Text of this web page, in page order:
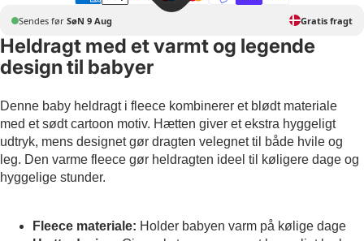
Sendes før SøN 9 Aug Gratis fragt
Heldragt med et varmt og legende
design til babyer
Denne baby heldragt i fleece kombinerer et blødt materiale
med et sødt cartoon motiv. Hætten giver et ekstra hyggeligt
udtryk, mens designet gør dragten velegnet til både hvile og
leg. Den varme fleece gør heldragten ideel til køligere dage og
hyggelige stunder.
Fleece materiale: Holder babyen varm på kølige dage